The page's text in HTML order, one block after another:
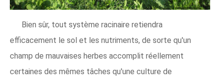
Bien sûr, tout système racinaire retiendra
efficacement le sol et les nutriments, de sorte qu'un
champ de mauvaises herbes accomplit réellement
certaines des mêmes tâches qu'une culture de